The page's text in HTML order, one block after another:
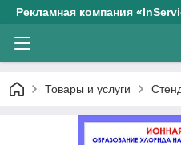
Рекламная компания
Товары и услуги